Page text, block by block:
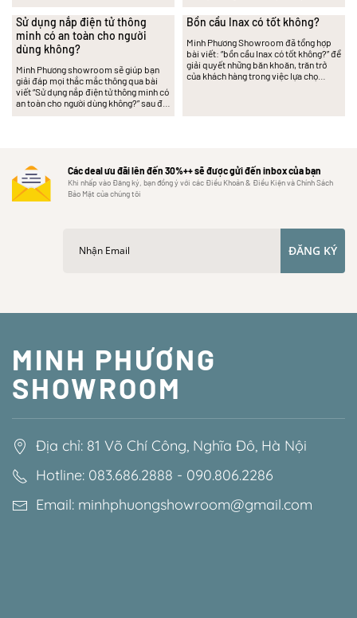
Sử dụng nắp điện tử thông
minh có an toàn cho người
dùng không?
Minh Phương showroom sẽ giúp bạn
giải đáp mọi thắc mắc thông qua bài
viết “Sử dụng nắp điện tử thông minh có
an toàn cho người dùng không?” sau đ…
Bồn cầu Inax có tốt không?
Minh Phương Showroom đã tổng hợp
bài viết: “bồn cầu Inax có tốt không?” để
giải quyết những băn khoăn, trăn trở
của khách hàng trong việc lựa chọ…
Các deal ưu đãi lên đến 30%++ sẽ được gửi đến inbox của bạn
Khi nhấp vào Đăng ký, bạn đồng ý với các Điều Khoản & Điều Kiện và Chính Sách
Bảo Mật của chúng tôi
ĐĂNG KÝ
MINH PHƯƠNG
SHOWROOM
Địa chỉ: 81 Võ Chí Công, Nghĩa Đô, Hà Nội
Hotline: 083.686.2888 - 090.806.2286
Email: minhphuongshowroom@gmail.com